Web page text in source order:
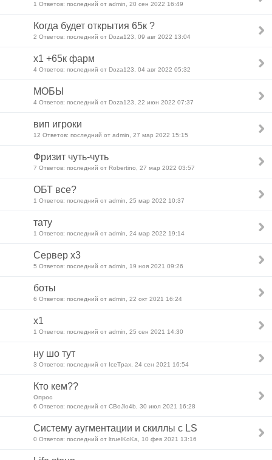
1 Ответов: последний от admin, 20 сен 2022 16:49
Когда будет открытия 65к ?
2 Ответов: последний от Doza123, 09 авг 2022 13:04
х1 +65к фарм
4 Ответов: последний от Doza123, 04 авг 2022 05:32
МОБЫ
4 Ответов: последний от Doza123, 22 июн 2022 07:37
вип игроки
12 Ответов: последний от admin, 27 мар 2022 15:15
Фризит чуть-чуть
7 Ответов: последний от Robertino, 27 мар 2022 03:57
ОБТ все?
1 Ответов: последний от admin, 25 мар 2022 10:37
тату
1 Ответов: последний от admin, 24 мар 2022 19:14
Сервер х3
5 Ответов: последний от admin, 19 ноя 2021 09:26
боты
6 Ответов: последний от admin, 22 окт 2021 16:24
x1
1 Ответов: последний от admin, 25 сен 2021 14:30
ну шо тут
3 Ответов: последний от IceTpax, 24 сен 2021 16:54
Кто кем??
Опрос
6 Ответов: последний от CBoJlo4b, 30 июл 2021 16:28
Систему аугментации и скиллы с LS
0 Ответов: последний от ltruelKoKa, 10 фев 2021 13:16